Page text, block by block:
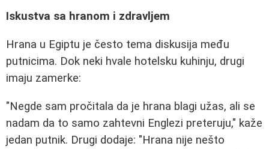
Iskustva sa hranom i zdravljem
Hrana u Egiptu je često tema diskusija među
putnicima. Dok neki hvale hotelsku kuhinju, drugi
imaju zamerke:
"Negde sam pročitala da je hrana blagi užas, ali se
nadam da to samo zahtevni Englezi preteruju," kaže
jedan putnik. Drugi dodaje: "Hrana nije nešto